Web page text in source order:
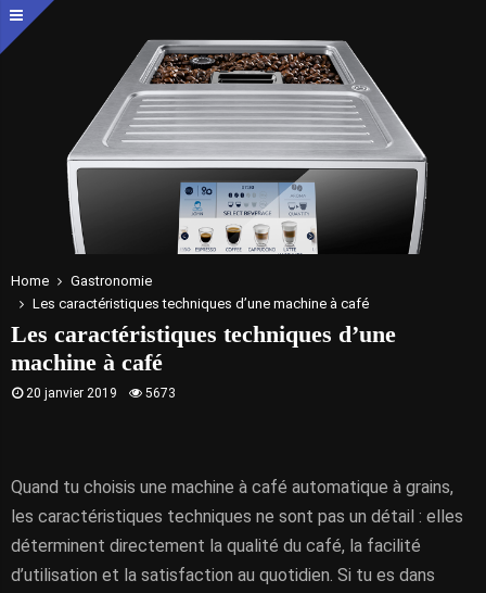
Home
Gastronomie
Les caractéristiques techniques d’une machine à café
Les caractéristiques techniques d’une
machine à café
20 janvier 2019 5673
Quand tu choisis une machine à café automatique à grains,
les caractéristiques techniques ne sont pas un détail : elles
déterminent directement la qualité du café, la facilité
d’utilisation et la satisfaction au quotidien. Si tu es dans